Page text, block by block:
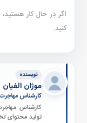
اگر در حال کار
کنید.
نویسنده
موژان الفیان
کارشناس
کارشناس
تولید محتوای